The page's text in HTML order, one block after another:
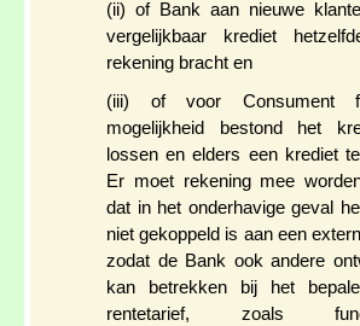
(ii) of Bank aan nieuwe
vergelijkbaar krediet
rekening bracht en
(iii) of voor Consument
mogelijkheid bestond het
lossen en elders een krediet
Er moet rekening mee
dat in het onderhavige geval
niet gekoppeld is aan een
zodat de Bank ook andere
kan betrekken bij het
rentetarief, zoals